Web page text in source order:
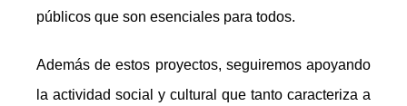
públicos que son esenciales para todos.
Además de estos proyectos, seguiremos apoyando
la actividad social y cultural que tanto caracteriza a